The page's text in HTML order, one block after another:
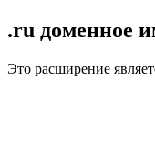
.ru доменное
Это расширение